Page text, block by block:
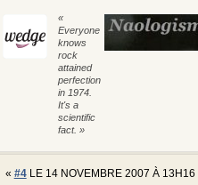
«
Everyone
knows
rock
attained
perfection
in 1974.
It's a
scientific
fact. »
« #4LE 14 NOVEMBRE 2007 À 13H16